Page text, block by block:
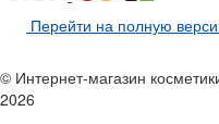
Перейти на полную
© Интернет-магазин
2026